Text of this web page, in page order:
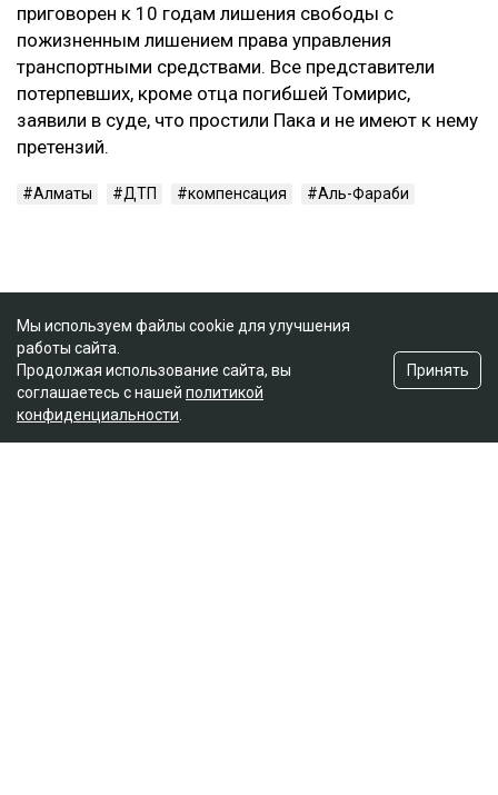
приговорен к 10 годам лишения свободы с
пожизненным лишением права управления
транспортными средствами. Все представители
потерпевших, кроме отца погибшей Томирис,
заявили в суде, что простили Пака и не имеют к нему
претензий.
Алматы ДТП компенсация Аль-Фараби
Мы используем файлы cookie для улучшения
работы сайта.
Продолжая использование сайта, вы
соглашаетесь с нашей политикой
конфиденциальности
Принять